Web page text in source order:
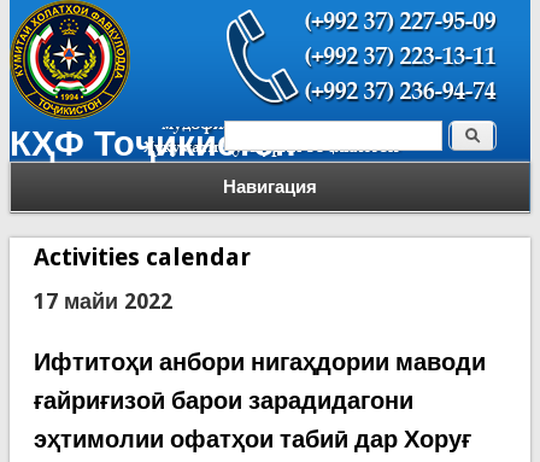
КҲФ Тоҷикистон
Навигация
Форма поиска Поиск
Activities calendar
17 майи 2022
Ифтитоҳи анбори нигаҳдории маводи
ғайриғизоӣ барои зарадидагони
эҳтимолии офатҳои табиӣ дар Хоруғ